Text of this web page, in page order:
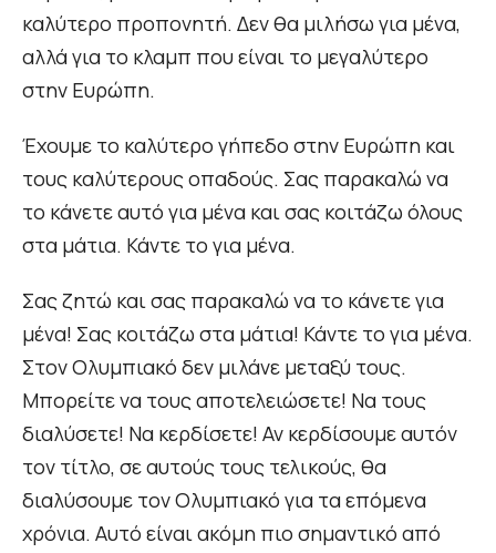
καλύτερο προπονητή. Δεν θα μιλήσω για μένα,
αλλά για το κλαμπ που είναι το μεγαλύτερο
στην Ευρώπη.
Έχουμε το καλύτερο γήπεδο στην Ευρώπη και
τους καλύτερους οπαδούς. Σας παρακαλώ να
το κάνετε αυτό για μένα και σας κοιτάζω όλους
στα μάτια. Κάντε το για μένα.
Σας ζητώ και σας παρακαλώ να το κάνετε για
μένα! Σας κοιτάζω στα μάτια! Κάντε το για μένα.
Στον Ολυμπιακό δεν μιλάνε μεταξύ τους.
Μπορείτε να τους αποτελειώσετε! Να τους
διαλύσετε! Να κερδίσετε! Αν κερδίσουμε αυτόν
τον τίτλο, σε αυτούς τους τελικούς, θα
διαλύσουμε τον Ολυμπιακό για τα επόμενα
χρόνια. Αυτό είναι ακόμη πιο σημαντικό από